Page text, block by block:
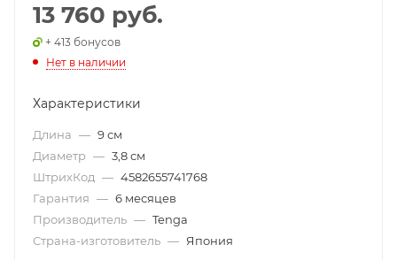
13 760 руб.
+ 413 бонусов
Нет в наличии
Характеристики
Длина — 9 см
Диаметр — 3,8 см
ШтрихКод — 4582655741768
Гарантия — 6 месяцев
Производитель — Tenga
Страна-изготовитель — Япония